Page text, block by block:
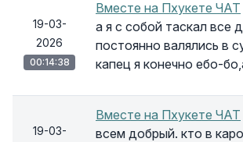
19-03-
2026
00:14:38
Вместе на Пхукете ЧАТ
а я с собой таскал все
постоянно валялись в
капец я конечно ебо-
19-03-
Вместе на Пхукете ЧАТ
всем добрый. кто в